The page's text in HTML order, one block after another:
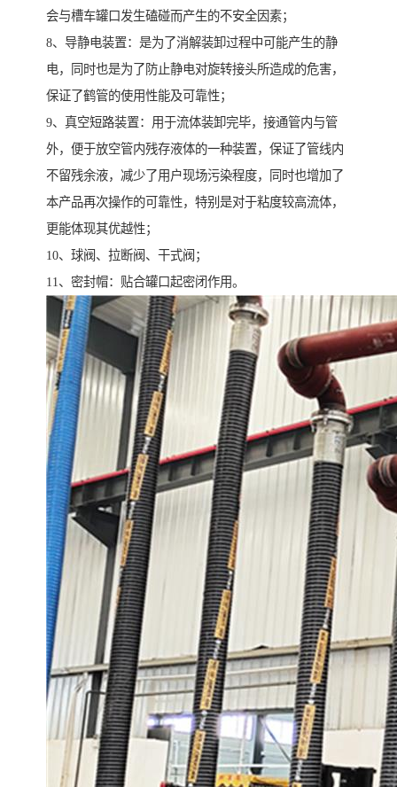
会与槽车罐口发生磕碰而产生的不安全因素；
8、导静电装置：是为了消解装卸过程中可能产生的静
电，同时也是为了防止静电对旋转接头所造成的危害，
保证了鹤管的使用性能及可靠性；
9、真空短路装置：用于流体装卸完毕，接通管内与管
外，便于放空管内残存液体的一种装置，保证了管线内
不留残余液，减少了用户现场污染程度，同时也增加了
本产品再次操作的可靠性，特别是对于粘度较高流体，
更能体现其优越性；
10、球阀、拉断阀、干式阀；
11、密封帽：贴合罐口起密闭作用。